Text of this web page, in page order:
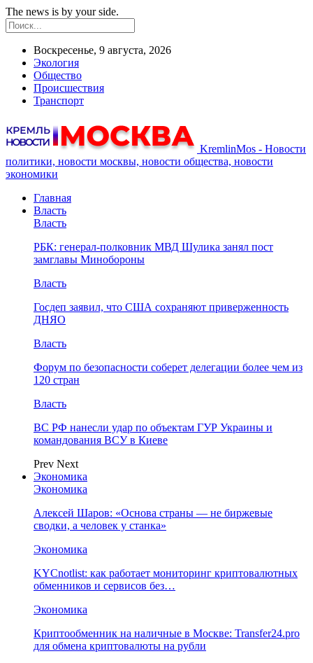
The news is by your side.
Воскресенье, 9 августа, 2026
Экология
Общество
Происшествия
Транспорт
KremlinMos - Новости
политики, новости москвы, новости общества, новости
экономики
Главная
Власть
Власть
РБК: генерал-полковник МВД Шулика занял пост
замглавы Минобороны
Власть
Госдеп заявил, что США сохраняют приверженность
ДНЯО
Власть
Форум по безопасности соберет делегации более чем из
120 стран
Власть
ВС РФ нанесли удар по объектам ГУР Украины и
командования ВСУ в Киеве
Prev Next
Экономика
Экономика
Алексей Шаров: «Основа страны — не биржевые
сводки, а человек у станка»
Экономика
KYCnotlist: как работает мониторинг криптовалютных
обменников и сервисов без…
Экономика
Криптообменник на наличные в Москве: Transfer24.pro
для обмена криптовалюты на рубли